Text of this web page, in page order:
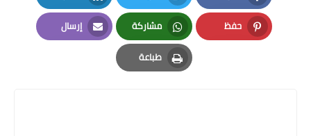
Facebook
Twitter
LinkedIn
حفظ
Pinterest
مشاركة
Whatsapp
إرسال
Email
طباعة
Print